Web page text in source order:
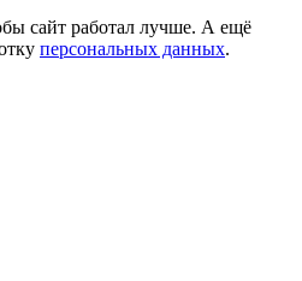
сайт работал лучше. А ещё
персональных данных.